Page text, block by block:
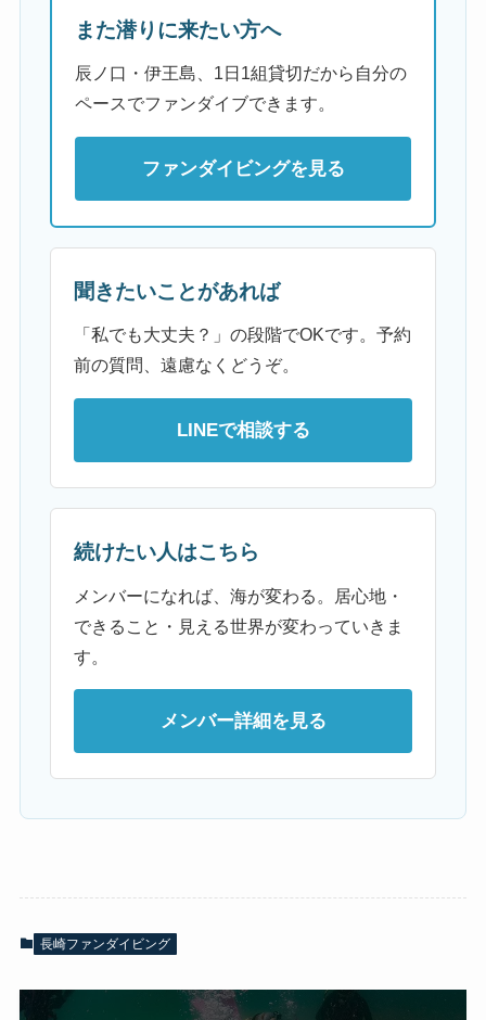
また潜りに来たい方へ
辰ノ口・伊王島、1日1組貸切だから自分の
ペースでファンダイブできます。
ファンダイビングを見る
聞きたいことがあれば
「私でも大丈夫？」の段階でOKです。予約
前の質問、遠慮なくどうぞ。
LINEで相談する
続けたい人はこちら
メンバーになれば、海が変わる。居心地・
できること・見える世界が変わっていきま
す。
メンバー詳細を見る
長崎ファンダイビング